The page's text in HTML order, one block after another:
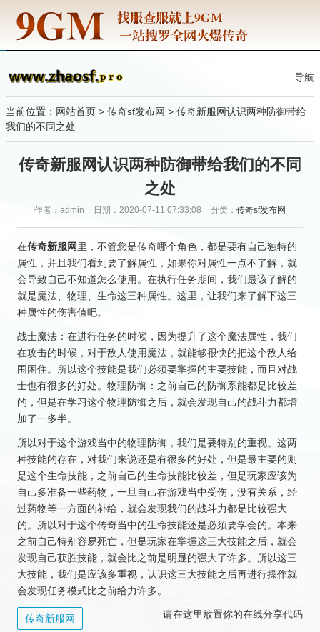
导航
当前位置： 网站首页 > 传奇sf发布网 > 传奇新服网认识两种防御带给
我们的不同之处
传奇新服网认识两种防御带给我们的不同
之处
作者：admin 日期：2020-07-11 07:33:08 分类： 传奇sf发布网
在传奇新服网里，不管您是传奇哪个角色，都是要有自己独特的
属性，并且我们看到要了解属性，如果你对属性一点不了解，就
会导致自己不知道怎么使用。在执行任务期间，我们最该了解的
就是魔法、物理、生命这三种属性。这里，让我们来了解下这三
种属性的伤害值吧。
战士魔法：在进行任务的时候，因为提升了这个魔法属性，我们
在攻击的时候，对于敌人使用魔法，就能够很快的把这个敌人给
围困住。所以这个技能是我们必须要掌握的主要技能，而且对战
士也有很多的好处。物理防御：之前自己的防御系能都是比较差
的，但是在学习这个物理防御之后，就会发现自己的战斗力都增
加了一多半。
所以对于这个游戏当中的物理防御，我们是要特别的重视。这两
种技能的存在，对我们来说还是有很多的好处，但是最主要的则
是这个生命技能，之前自己的生命技能比较差，但是玩家应该为
自己多准备一些药物，一旦自己在游戏当中受伤，没有关系，经
过药物等一方面的补给，就会发现我们的战斗力都是比较强大
的。所以对于这个传奇当中的生命技能还是必须要学会的。本来
之前自己特别容易死亡，但是玩家在掌握这三大技能之后，就会
发现自己获胜技能，就会比之前是明显的强大了许多。所以这三
大技能，我们是应该多重视，认识这三大技能之后再进行操作就
会发现任务模式比之前给力许多。
请在这里放置你的在线分享代码
传奇新服网